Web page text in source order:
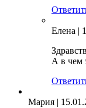
Елена |
А в чем
Мария |